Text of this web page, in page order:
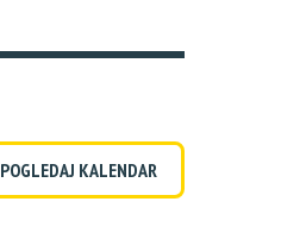
POGLEDAJ KALENDAR